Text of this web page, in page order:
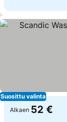
Suosittu valinta
Alkaen 52 €